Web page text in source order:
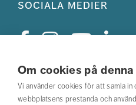
Om cookies på
Vi använder cookies för att samla in
webbplatsens prestanda och
sociala medier
Studentkåren